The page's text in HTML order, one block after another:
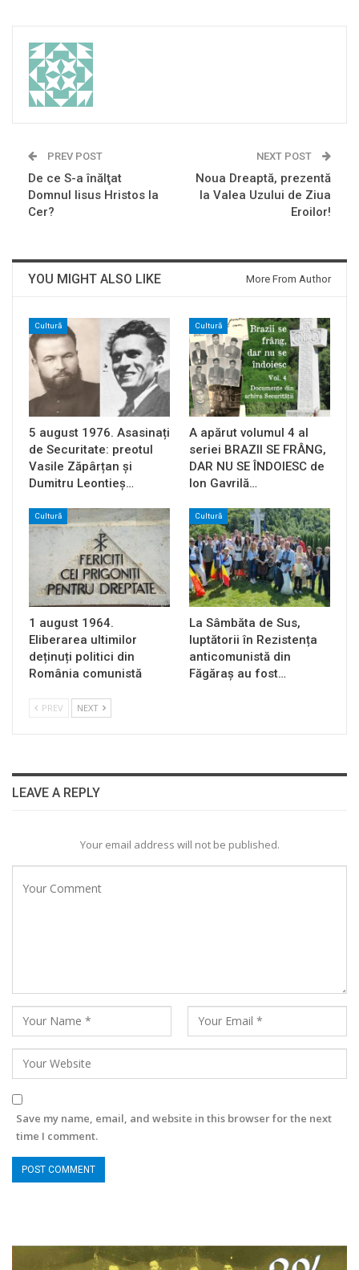
PREV POST
De ce S-a înălţat
Domnul Iisus Hristos la
Cer?
NEXT POST
Noua Dreaptă, prezentă
la Valea Uzului de Ziua
Eroilor!
YOU MIGHT ALSO LIKE More From Author
Cultură
5 august 1976. Asasinați
de Securitate: preotul
Vasile Zăpârțan și
Dumitru Leontieș…
Cultură
A apărut volumul 4 al
seriei BRAZII SE FRÂNG,
DAR NU SE ÎNDOIESC de
Ion Gavrilă…
Cultură
1 august 1964.
Eliberarea ultimilor
deținuți politici din
România comunistă
Cultură
La Sâmbăta de Sus,
luptătorii în Rezistența
anticomunistă din
Făgăraș au fost…
PREV NEXT
LEAVE A REPLY
Your email address will not be published.
Save my name, email, and website in this browser for the next
time I comment.